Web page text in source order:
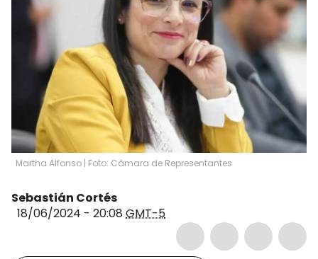
Martha Alfonso | Foto: Cámara de Representantes
Sebastián Cortés
18/06/2024 - 20:08 GMT-5